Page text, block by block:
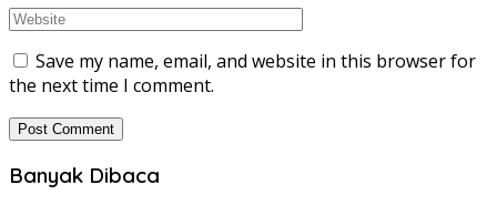
Save my name, email, and website in this browser for
the next time I comment.
Banyak Dibaca